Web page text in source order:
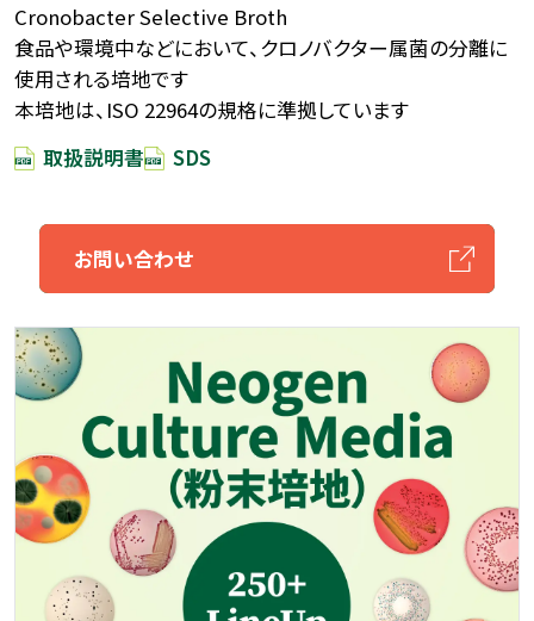
Cronobacter Selective Broth
食品や環境中などにおいて、クロノバクター属菌の分離に
使用される培地です
本培地は、ISO 22964の規格に準拠しています
取扱説明書
SDS
お問い合わせ